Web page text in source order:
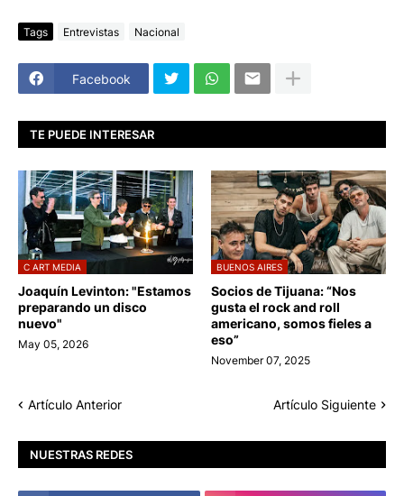
Tags Entrevistas Nacional
Facebook
TE PUEDE INTERESAR
C ART MEDIA
Joaquín Levinton: "Estamos
preparando un disco
nuevo"
May 05, 2026
BUENOS AIRES
Socios de Tijuana: “Nos
gusta el rock and roll
americano, somos fieles a
eso”
November 07, 2025
Artículo Anterior Artículo Siguiente
NUESTRAS REDES